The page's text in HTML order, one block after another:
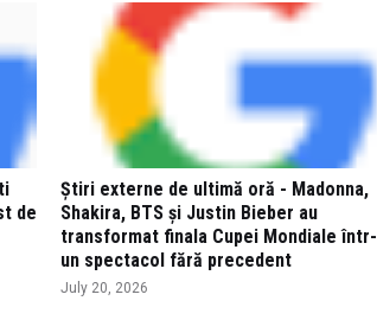
de
Știri externe de ultimă oră - Madonna,
Shakira, BTS și Justin Bieber au
transformat finala Cupei Mondiale într-
un spectacol fără precedent
July 20, 2026